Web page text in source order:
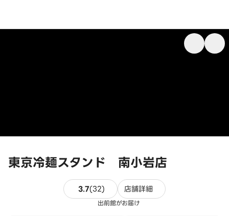
東京冷麺スタンド 南小岩店
3.7(32) 32件のレビュー
店舗詳細
出前館がお届け